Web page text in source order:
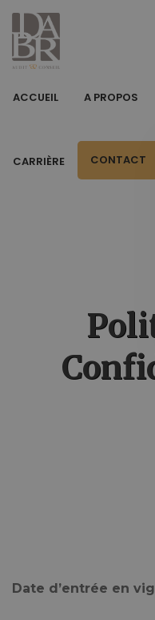
ACCUEIL A PROPOS
CARRIÈRE CONTACT
Date d’entrée en